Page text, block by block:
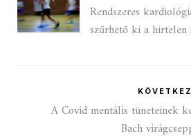
Rendszeres
szűrhető ki a
A Covid mentális tüneteinek
Bach